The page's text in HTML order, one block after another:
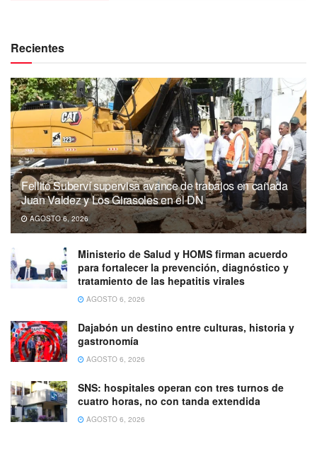
Recientes
Fellito Suberví supervisa avance de trabajos en cañada
Juan Valdez y Los Girasoles en el DN
AGOSTO 6, 2026
Ministerio de Salud y HOMS firman acuerdo
para fortalecer la prevención, diagnóstico y
tratamiento de las hepatitis virales
AGOSTO 6, 2026
Dajabón un destino entre culturas, historia y
gastronomía
AGOSTO 6, 2026
SNS: hospitales operan con tres turnos de
cuatro horas, no con tanda extendida
AGOSTO 6, 2026